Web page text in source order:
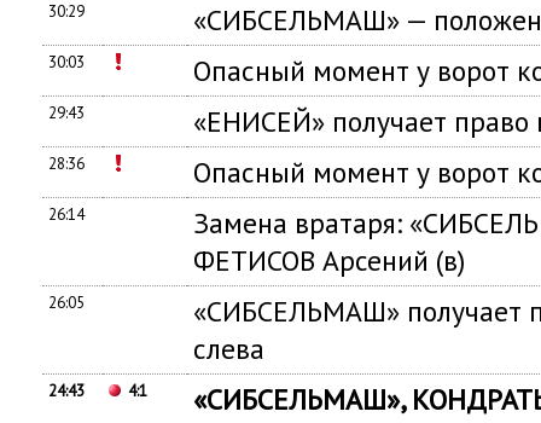
30:29 «СИБСЕЛЬМАШ» —
30:03 Опасный момент у ворот
29:43 «ЕНИСЕЙ» получает
28:36 Опасный момент у ворот
26:14
Замена вратаря:
ФЕТИСОВ Арсений (в)
26:05
«СИБСЕЛЬМАШ» получает
слева
24:43 4:1
«СИБСЕЛЬМАШ»,